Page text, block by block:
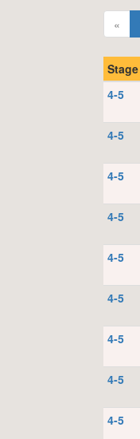
«
Stage
4-5
4-5
4-5
4-5
4-5
4-5
4-5
4-5
4-5